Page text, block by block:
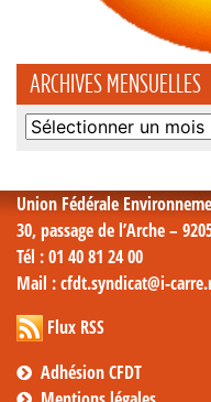
ARCHIVES MENSUELLES
Archives
Union Fédérale
30, passage de l’Arche –
Tél : 01 40 81 24 00
Mail : cfdt.syndicat@i-
Flux RSS
Adhésion CFDT